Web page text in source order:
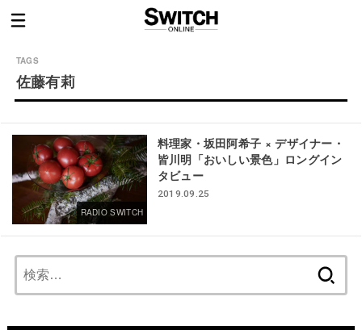
佐藤有莉
RADIO SWITCH
料理家・坂田阿希子 × デザイナー・
皆川明「おいしい景色」ロングイン
タビュー
2019.09.25